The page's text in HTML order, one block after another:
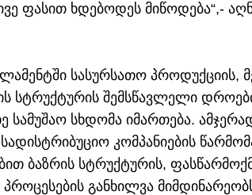
ფასით ხდებოდეს მიწოდება“,-
სასურსათო პროდუქციის,
სტრუქტურის შემსწავლელი
სამუშაო სხდომა იმართება.
კომპანიების
ბაზრის სტრუქტურის,
განხილვა